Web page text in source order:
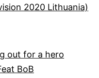
2020 Lithuania)
out for a hero
BoB